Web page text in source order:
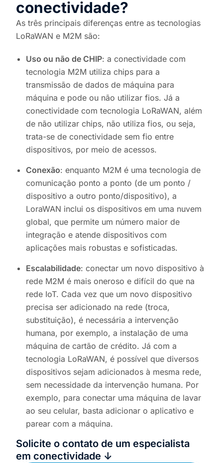
conectividade?
As três principais diferenças entre as tecnologias
LoRaWAN e M2M são:
Uso ou não de CHIP: a conectividade com
tecnologia M2M utiliza chips para a
transmissão de dados de máquina para
máquina e pode ou não utilizar fios. Já a
conectividade com tecnologia LoRaWAN, além
de não utilizar chips, não utiliza fios, ou seja,
trata-se de conectividade sem fio entre
dispositivos, por meio de acessos.
Conexão: enquanto M2M é uma tecnologia de
comunicação ponto a ponto (de um ponto /
dispositivo a outro ponto/dispositivo), a
LoraWAN inclui os dispositivos em uma nuvem
global, que permite um número maior de
integração e atende dispositivos com
aplicações mais robustas e sofisticadas.
Escalabilidade: conectar um novo dispositivo à
rede M2M é mais oneroso e difícil do que na
rede IoT. Cada vez que um novo dispositivo
precisa ser adicionado na rede (troca,
substituição), é necessária a intervenção
humana, por exemplo, a instalação de uma
máquina de cartão de crédito.Já com a
tecnologia LoRaWAN, é possível que diversos
dispositivos sejam adicionados à mesma rede,
sem necessidade da intervenção humana. Por
exemplo, para conectar uma máquina de lavar
ao seu celular, basta adicionar o aplicativo e
parear com a máquina.
Solicite o contato de um especialista
em conectividade ↓